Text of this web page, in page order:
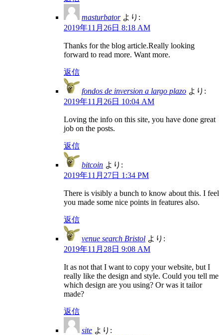
masturbator より:
2019年11月26日 8:18 AM
Thanks for the blog article.Really looking
forward to read more. Want more.
返信
fondos de inversion a largo plazo より:
2019年11月26日 10:04 AM
Loving the info on this site, you have done great
job on the posts.
返信
bitcoin より:
2019年11月27日 1:34 PM
There is visibly a bunch to know about this. I feel
you made some nice points in features also.
返信
venue search Bristol より:
2019年11月28日 9:08 AM
It as not that I want to copy your website, but I
really like the design and style. Could you tell me
which design are you using? Or was it tailor
made?
返信
site より: